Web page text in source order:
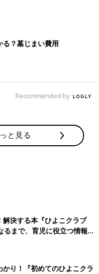
る？墓じまい費用
Recommended by
と見る
決する本『ひよこクラブ
まで、育児に役立つ情報が
り！『初めてのひよこクラ